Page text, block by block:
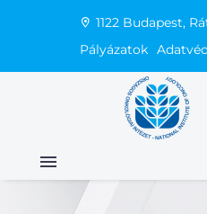
1122 Budapest,
Pályázatok